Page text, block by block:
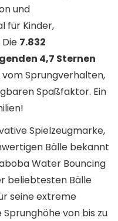
und
für Kinder,
7.832
4,7 Sternen
Sprungverhalten,
Spaßfaktor. Ein
Spielzeugmarke,
Bälle bekannt
Water Bouncing
beliebtesten Bälle
seine extreme
von bis zu